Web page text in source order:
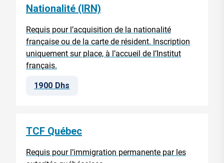
Nationalité (IRN)
Requis pour l’acquisition de la nationalité
française ou de la carte de résident. Inscription
uniquement sur place, à l’accueil de l’Institut
français.
1900 Dhs
TCF Québec
Requis pour l’immigration permanente par les